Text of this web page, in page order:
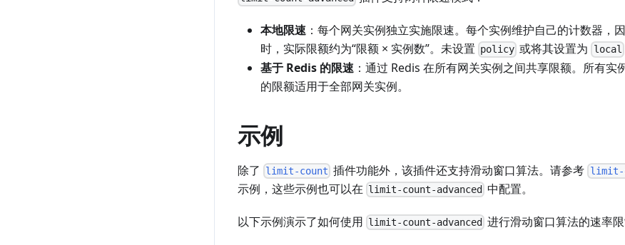
本地限速 ：每个网关实例独立实施限速。每个实例维护自己的计数器，
时，实际限额约为“限额 × 实例数”。未设置 policy 或将其设置为 local
基于 Redis 的限速 ：通过 Redis 在所有网关实例之间共享限额。所有实
的限额适用于全部网关实例。
示例
除了 limit-count 插件功能外，该插件还支持滑动窗口算法。请参考 limit-
示例，这些示例也可以在 limit-count-advanced 中配置。
以下示例演示了如何使用 limit-count-advanced 进行滑动窗口算法的速率限